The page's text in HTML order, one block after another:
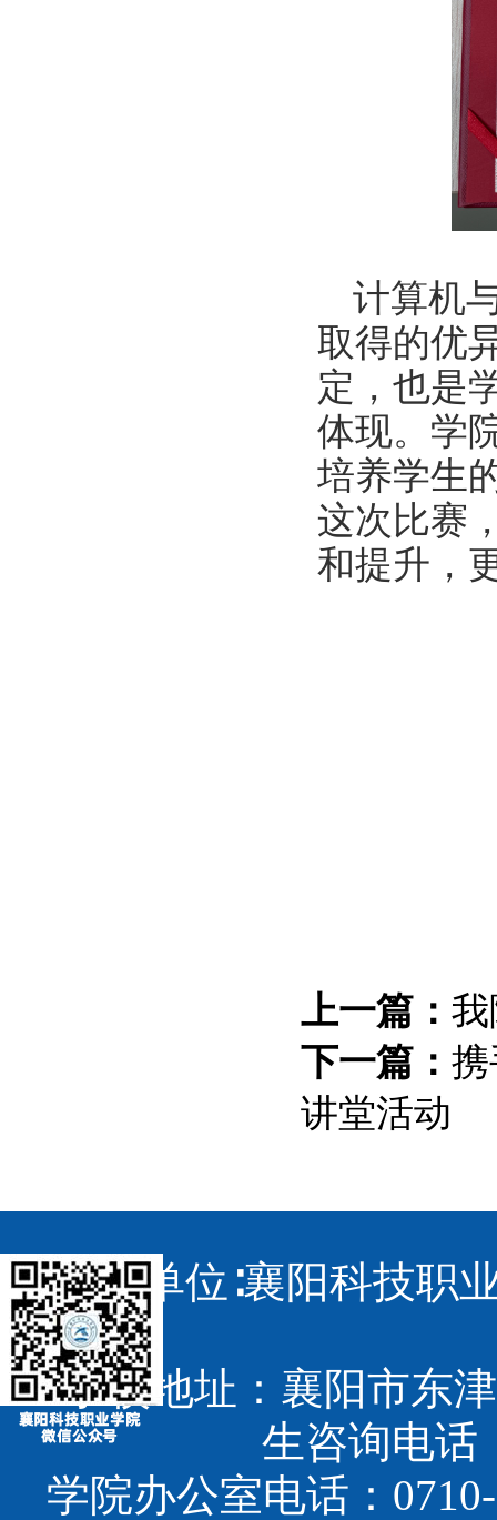
计算机
取得的优
定，也是
体现。学
培养学生
这次比赛
和提升，
上一篇：
下一篇：
讲堂活动
主办单位∶襄阳科技
学校地址：襄阳市东
生咨询电话
学院办公室电话：